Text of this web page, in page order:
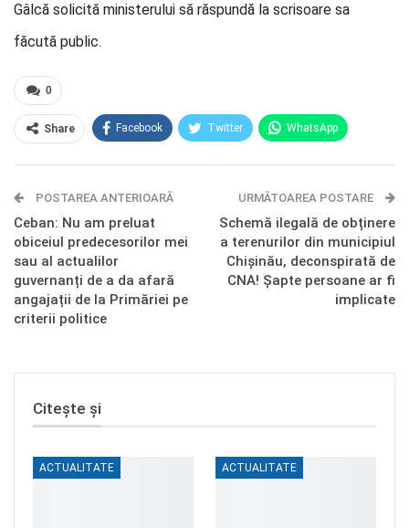
Gâlcă solicită ministerului să răspundă la scrisoare sa
făcută public.
0
Share Facebook Twitter WhatsApp
Telegram OK.ru
POSTAREA ANTERIOARĂ
Ceban: Nu am preluat
obiceiul predecesorilor mei
sau al actualilor
guvernanți de a da afară
angajații de la Primăriei pe
criterii politice
URMĂTOAREA POSTARE
Schemă ilegală de obținere
a terenurilor din municipiul
Chișinău, deconspirată de
CNA! Șapte persoane ar fi
implicate
Citește și
ACTUALITATE ACTUALITATE